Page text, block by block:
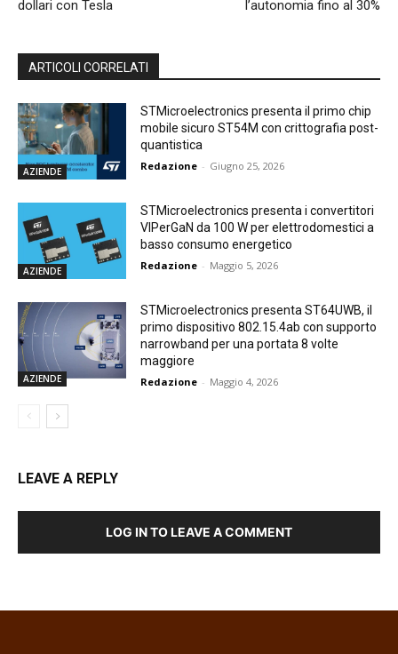
dollari con Tesla
l’autonomia fino al 30%
ARTICOLI CORRELATI
AZIENDE
STMicroelectronics presenta il primo chip
mobile sicuro ST54M con crittografia post-
quantistica
Redazione - Giugno 25, 2026
AZIENDE
STMicroelectronics presenta i convertitori
VIPerGaN da 100 W per elettrodomestici a
basso consumo energetico
Redazione - Maggio 5, 2026
AZIENDE
STMicroelectronics presenta ST64UWB, il
primo dispositivo 802.15.4ab con supporto
narrowband per una portata 8 volte
maggiore
Redazione - Maggio 4, 2026
LEAVE A REPLY
LOG IN TO LEAVE A COMMENT